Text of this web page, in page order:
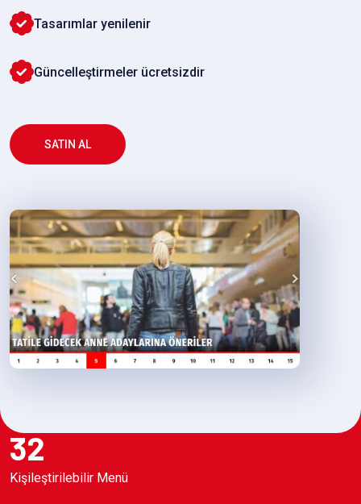
Tasarımlar yenilenir
Güncelleştirmeler ücretsizdir
SATIN AL
32
Kişileştirilebilir Menü